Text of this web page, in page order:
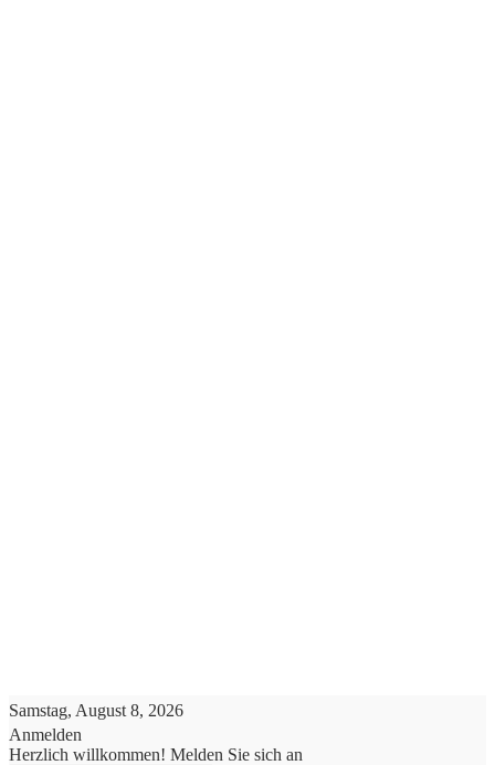
Samstag, August 8, 2026
Anmelden
Herzlich willkommen! Melden Sie sich an